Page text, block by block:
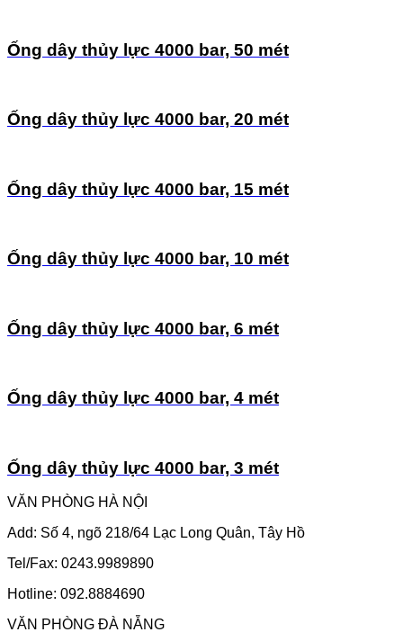
Ống dây thủy lực 4000 bar, 50 mét
Ống dây thủy lực 4000 bar, 20 mét
Ống dây thủy lực 4000 bar, 15 mét
Ống dây thủy lực 4000 bar, 10 mét
Ống dây thủy lực 4000 bar, 6 mét
Ống dây thủy lực 4000 bar, 4 mét
Ống dây thủy lực 4000 bar, 3 mét
VĂN PHÒNG HÀ NỘI
Add: Số 4, ngõ 218/64 Lạc Long Quân, Tây Hồ
Tel/Fax: 0243.9989890
Hotline: 092.8884690
VĂN PHÒNG ĐÀ NẴNG